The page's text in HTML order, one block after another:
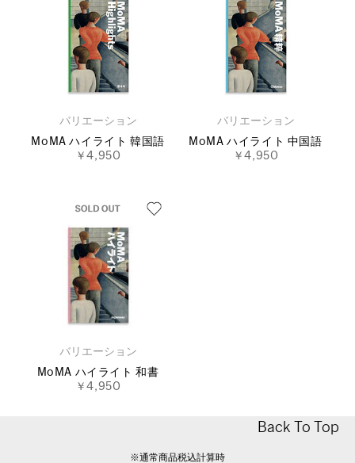
バリエーション
MoMA ハイライト 韓国語
￥4,950
バリエーション
MoMA ハイライト 中国語
￥4,950
バリエーション
MoMA ハイライト 和書
￥4,950
Back To Top
※通常商品税込計算時